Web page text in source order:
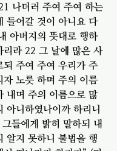
나더러 주여 주여 하는
들어갈 것이 아니요 다
아버지의 뜻대로 행하
리라 22 그 날에 많은 사
되 주여 주여 우리가 주
자 노릇 하며 주의 이름
내며 주의 이름으로 많
아니하였나이까 하리니
들에게 밝히 말하되 내
알지 못하니 불법을 행